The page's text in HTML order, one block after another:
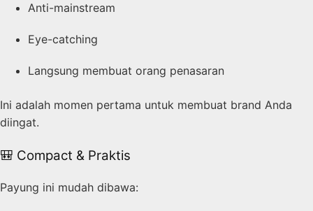
Anti-mainstream
Eye-catching
Langsung membuat orang penasaran
Ini adalah momen pertama untuk membuat brand Anda
diingat.
🎒 Compact & Praktis
Payung ini mudah dibawa: